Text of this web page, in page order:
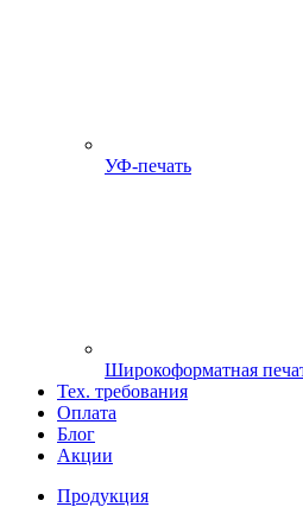
УФ-печать
Широкоформатная
Тех. требования
Оплата
Блог
Акции
Продукция